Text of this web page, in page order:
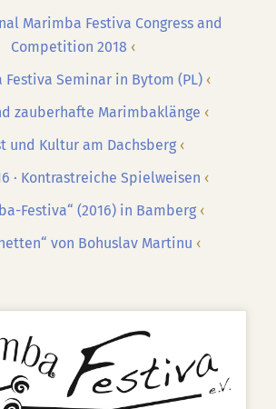
Marimba Festiva Congress and
Competition 2018
Festiva Seminar in Bytom (PL)
zauberhafte Marimbaklänge
und Kultur am Dachsberg
· Kontrastreiche Spielweisen
Festiva“ (2016) in Bamberg
von Bohuslav Martinu